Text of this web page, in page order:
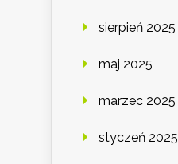
sierpień 2025
maj 2025
marzec 2025
styczeń 2025